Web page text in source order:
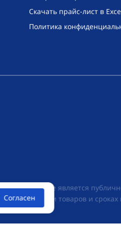
Скачать прайс-лист в
Политика
условиях не является
о стоимости товаров и сроках
Согласен